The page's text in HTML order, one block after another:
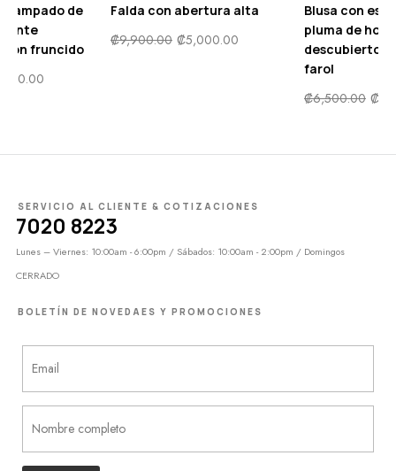
alta
Blusa con estampado de
descubiertos de manga
Camiseta crop
manga con volante
7,500.00 ₡3,750.00
SERVICIO AL CLIENTE & COTIZACIONES
7020 8223
Lunes – Viernes: 10:00am - 6:00pm / Sábados: 10:00am - 2:00pm / Domingos
CERRADO
BOLETÍN DE NOVEDAES Y PROMOCIONES